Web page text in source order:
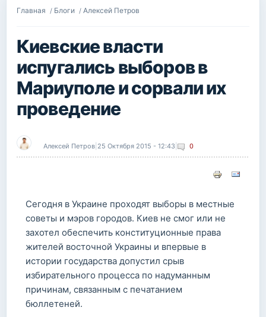
Вы здесь
Главная / Блоги / Алексей Петров
Киевские власти
испугались выборов в
Мариуполе и сорвали их
проведение
Алексей Петров 25 Октября 2015 - 12:43 0
Сегодня в Украине проходят выборы в местные
советы и мэров городов. Киев не смог или не
захотел обеспечить конституционные права
жителей восточной Украины и впервые в
истории государства допустил срыв
избирательного процесса по надуманным
причинам, связанным с печатанием
бюллетеней.